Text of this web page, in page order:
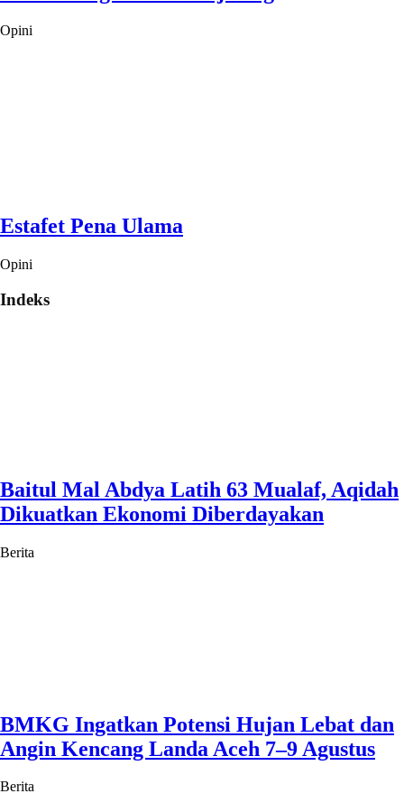
Opini
Estafet Pena Ulama
Opini
Indeks
Baitul Mal Abdya Latih 63 Mualaf, Aqidah
Dikuatkan Ekonomi Diberdayakan
Berita
BMKG Ingatkan Potensi Hujan Lebat dan
Angin Kencang Landa Aceh 7–9 Agustus
Berita